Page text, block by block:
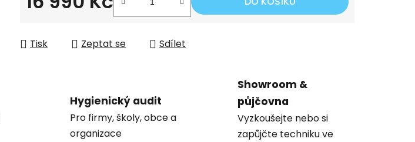
Tisk Zeptat se Sdílet
Hygienický audit
Pro firmy, školy, obce a
organizace
Showroom &
půjčovna
Vyzkoušejte nebo si
zapůjčte techniku ve